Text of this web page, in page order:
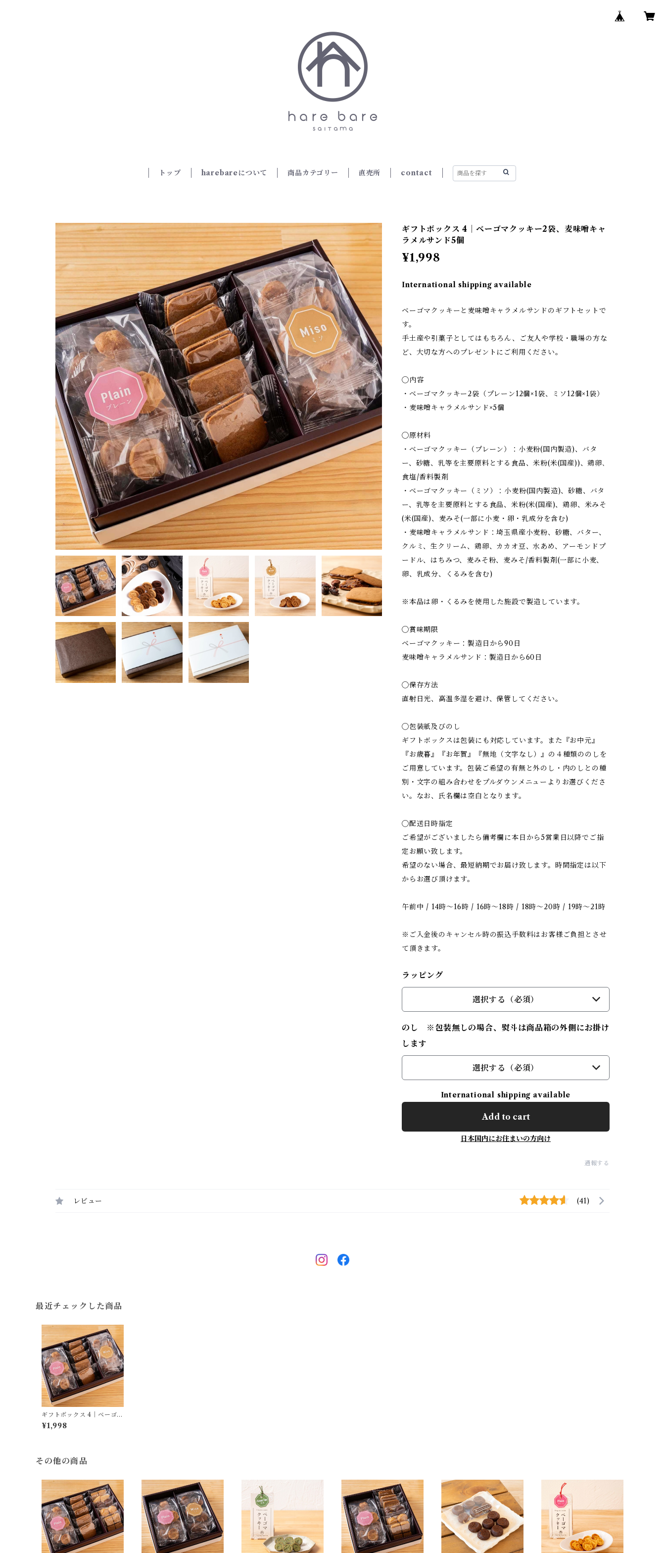
トップ harebareについて 商品カテゴリー 直売所 contact
ギフトボックス 4｜ベーゴマクッキー2袋、麦味噌キャ
ラメルサンド5個
¥1,998
International shipping available
ベーゴマクッキーと麦味噌キャラメルサンドのギフトセットで
す。
手土産や引菓子としてはもちろん、ご友人や学校・職場の方な
ど、大切な方へのプレゼントにご利用ください。
◯内容
・ベーゴマクッキー2袋（プレーン12個×1袋、ミソ12個×1袋）
・麦味噌キャラメルサンド×5個
◯原材料
・ベーゴマクッキー（プレーン）：小麦粉(国内製造)、バタ
ー、砂糖、乳等を主要原料とする食品、米粉(米(国産))、鶏卵､
食塩/香料製剤
・ベーゴマクッキー（ミソ）：小麦粉(国内製造)、砂糖、バタ
ー、乳等を主要原料とする食品、米粉(米(国産)、鶏卵、米みそ
(米(国産)、麦みそ(一部に小麦・卵・乳成分を含む)
・麦味噌キャラメルサンド：埼玉県産小麦粉、砂糖、バター、
クルミ、生クリーム、鶏卵、カカオ豆、水あめ、アーモンドプ
ードル、はちみつ、麦みそ粉、麦みそ/香料製剤(一部に小麦、
卵、乳成分、くるみを含む)
※本品は卵・くるみを使用した施設で製造しています。
◯賞味期限
ベーゴマクッキー：製造日から90日
麦味噌キャラメルサンド：製造日から60日
◯保存方法
直射日光、高温多湿を避け、保管してください。
◯包装紙及びのし
ギフトボックスは包装にも対応しています。また『お中元』
『お歳暮』『お年賀』『無地（文字なし）』の４種類ののしを
ご用意しています。包装ご希望の有無と外のし・内のしとの種
別・文字の組み合わせをプルダウンメニューよりお選びくださ
い。なお、氏名欄は空白となります。
◯配送日時指定
ご希望がございましたら備考欄に本日から5営業日以降でご指
定お願い致します。
希望のない場合、最短納期でお届け致します。時間指定は以下
からお選び頂けます。
午前中 / 14時〜16時 / 16時〜18時 / 18時〜20時 / 19時〜21時
※ご入金後のキャンセル時の振込手数料はお客様ご負担とさせ
て頂きます。
ラッピング
選択する（必須）
のし ※包装無しの場合、熨斗は商品箱の外側にお掛け
します
選択する（必須）
International shipping available
Add to cart
日本国内にお住まいの方向け
通報する
レビュー (41)
最近チェックした商品
ギフトボックス 4｜ベーゴマ
クッキー2袋、麦味噌キャラ
メルサンド5個
¥1,998
その他の商品